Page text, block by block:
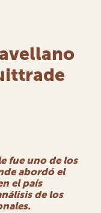
fue uno de los
abordó el
el país
de los